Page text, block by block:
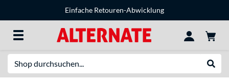
Einfache Retouren-Abwicklung